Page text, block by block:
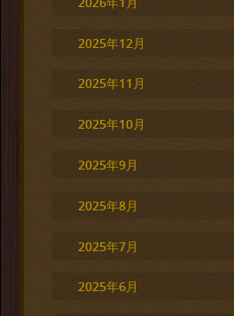
2025年12月
2025年11月
2025年10月
2025年9月
2025年8月
2025年7月
2025年6月